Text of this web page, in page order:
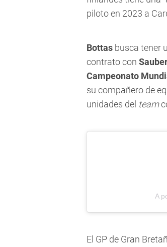
piloto en 2023 a
Bottas busca tener
contrato con
Campeonato
su compañero de
unidades del team
A
El GP de Gran